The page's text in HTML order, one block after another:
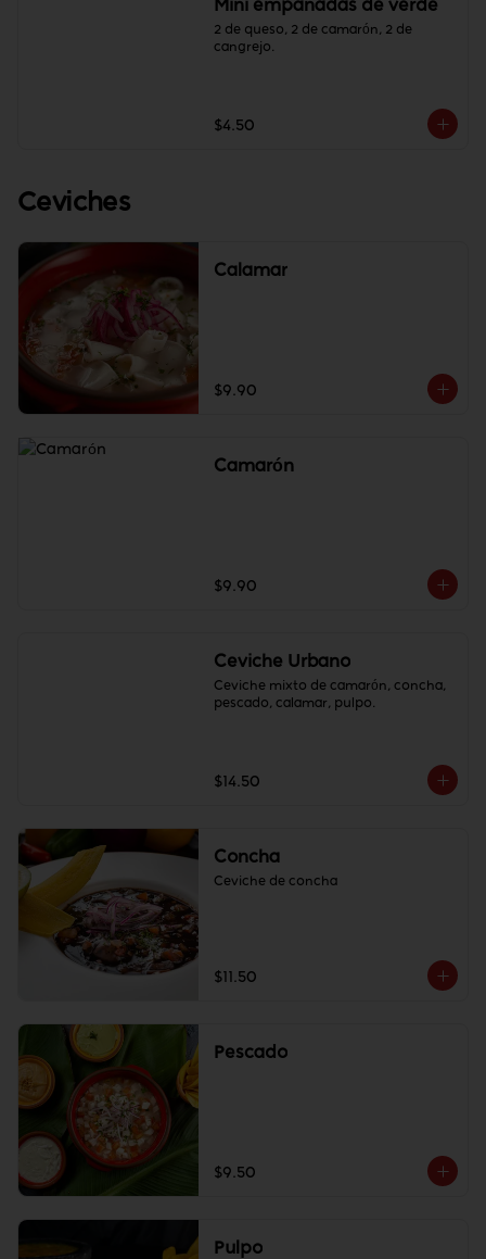
Mini empanadas de verde
2 de queso, 2 de camarón, 2 de
cangrejo.
$4.50
Ceviches
Calamar
$9.90
Camarón
$9.90
Ceviche Urbano
Ceviche mixto de camarón, concha,
pescado, calamar, pulpo.
$14.50
Concha
Ceviche de concha
$11.50
Pescado
$9.50
Pulpo